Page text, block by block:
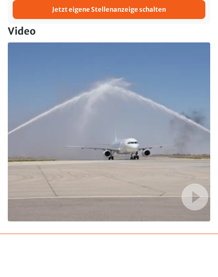
Jetzt eigene Stellenanzeige schalten
Video